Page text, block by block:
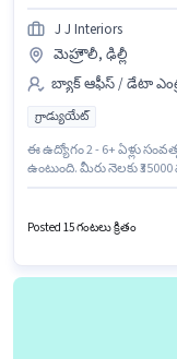
J J Interiors
మెహ్రౌలీ, ఢిల్లీ
బ్యాక్ ఆఫీస్ / డేటా
గ్రాడ్యుయేట్
ఈ ఉద్యోగం 2 - 6+ ఏళ్లు
ఉంటుంది. మీరు నెలకు
విభాగంలో ఎంఐఎస్
Posted 15 గంటలు క్రితం